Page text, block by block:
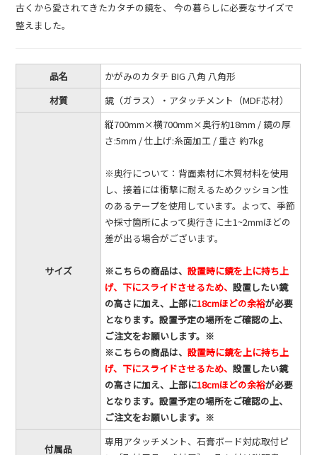
古くから愛されてきたカタチの鏡を、 今の暮らしに必要なサイズで
整えました。
品名
かがみのカタチ BIG 八角 八角形
材質
鏡（ガラス）・アタッチメント（MDF芯材）
サイズ
縦700mm×横700mm×奥行約18mm / 鏡の厚
さ:5mm / 仕上げ:糸面加工 / 重さ 約7kg
※奥行について：背面素材に木質材料を使用
し、接着には衝撃に耐えるためクッション性
のあるテープを使用しています。よって、季節
や採寸箇所によって奥行きに±1~2mmほどの
差が出る場合がございます。
※こちらの商品は、設置時に鏡を上に持ち上
げ、下にスライドさせるため、設置したい鏡
の高さに加え、上部に18cmほどの余裕が必要
となります。設置予定の場所をご確認の上、
ご注文をお願いします。※
※こちらの商品は、設置時に鏡を上に持ち上
げ、下にスライドさせるため、設置したい鏡
の高さに加え、上部に18cmほどの余裕が必要
となります。設置予定の場所をご確認の上、
ご注文をお願いします。※
付属品
専用アタッチメント、石膏ボード対応取付ピ